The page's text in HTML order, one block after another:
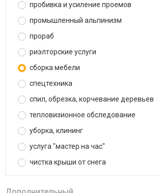
пробивка и усиление проемов
промышленный альпинизм
прораб
риэлторские услуги
сборка мебели
спецтехника
спил, обрезка, корчевание деревьев
тепловизионное обследование
уборка, клининг
услуга "мастер на час"
чистка крыши от снега